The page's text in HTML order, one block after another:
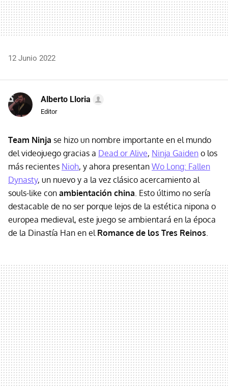
12 Junio 2022
Alberto Lloria
Editor
Team Ninja se hizo un nombre importante en el mundo
del videojuego gracias a Dead or Alive, Ninja Gaiden o los
más recientes Nioh, y ahora presentan Wo Long: Fallen
Dynasty, un nuevo y a la vez clásico acercamiento al
souls-like con ambientación china . Esto último no sería
destacable de no ser porque lejos de la estética nipona o
europea medieval, este juego se ambientará en la época
de la Dinastía Han en el Romance de los Tres Reinos